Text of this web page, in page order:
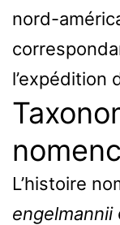
nord-
l’expédition
L’histoire
engelmannii